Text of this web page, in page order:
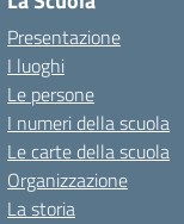
Presentazione
I luoghi
Le persone
I numeri della scuola
Le carte della scuola
Organizzazione
La storia